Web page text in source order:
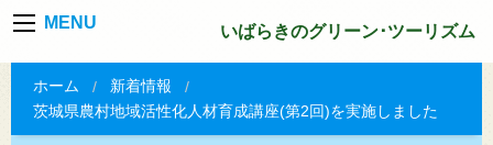
MENU いばらきのグリーン･ツーリズム
ホーム
新着情報
茨城県農村地域活性化人材育成講座(第2回)を実施しました